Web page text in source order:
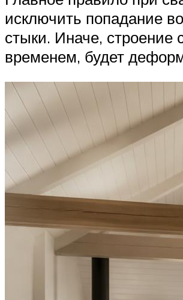
исключить попадание
стыки. Иначе, строение
временем, будет